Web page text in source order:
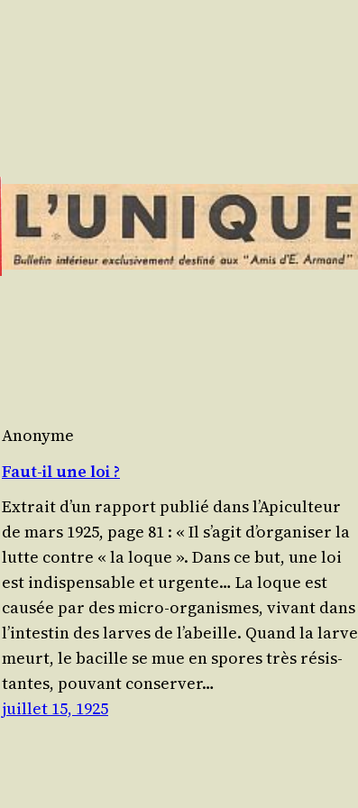
Anonyme
Faut-il une loi ?
Extrait d’un rap­port publié dans l’Api­cul­teur
de mars 1925, page 81 : « Il s’a­git d’or­ga­ni­ser la
lutte contre « la loque ». Dans ce but, une loi
est indis­pen­sable et urgente… La loque est
cau­sée par des micro-orga­nismes, vivant dans
l’in­tes­tin des larves de l’a­beille. Quand la larve
meurt, le bacille se mue en spores très résis­
tantes, pou­vant conser­ver…
juillet 15, 1925